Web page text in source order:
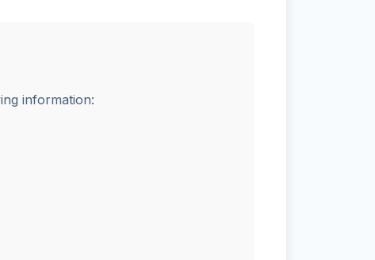
information: